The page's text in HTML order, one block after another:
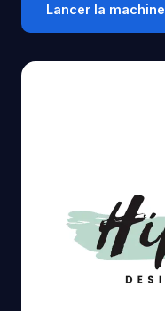
Lancer la machine